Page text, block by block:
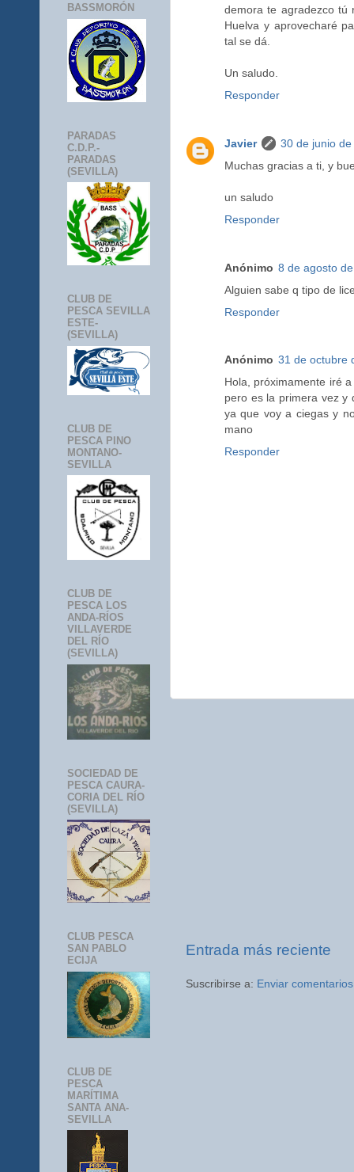
demora te agradezco tú
Huelva y aprovecharé
tal se dá.
Un saludo.
Responder
Javier
30 de junio
Muchas gracias a ti, y
un saludo
Responder
Anónimo 8 de agosto
Alguien sabe q tipo de
Responder
Anónimo 31 de octubre
Hola, próximamente iré
pero es la primera vez y
ya que voy a ciegas y
mano
Responder
Entrada más reciente
Suscribirse a: Enviar
BASSMORÓN
PARADAS
C.D.P.-
PARADAS
(SEVILLA)
CLUB DE
PESCA SEVILLA
ESTE-
(SEVILLA)
CLUB DE
PESCA PINO
MONTANO-
SEVILLA
CLUB DE
PESCA LOS
ANDA-RÍOS
VILLAVERDE
DEL RÍO
(SEVILLA)
SOCIEDAD DE
PESCA CAURA-
CORIA DEL RÍO
(SEVILLA)
CLUB PESCA
SAN PABLO
ECIJA
CLUB DE
PESCA
MARÍTIMA
SANTA ANA-
SEVILLA